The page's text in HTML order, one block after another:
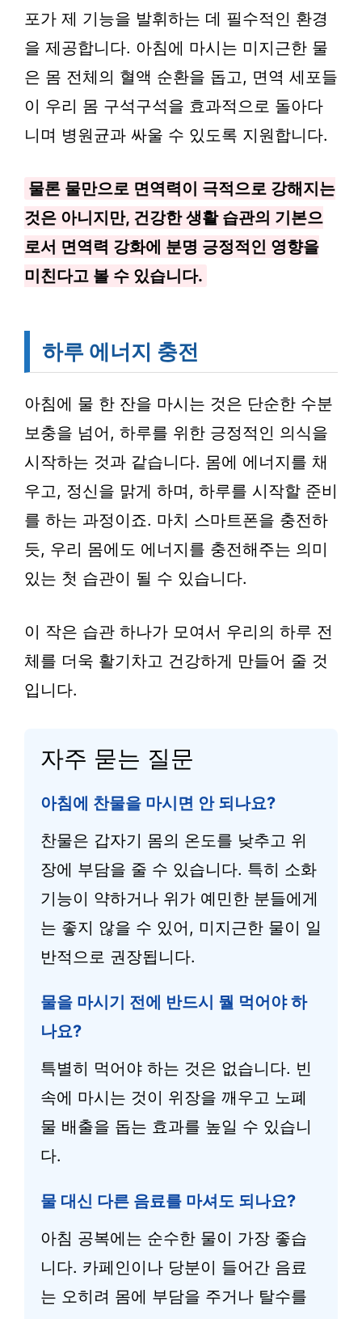
포가 제 기능을 발휘하는 데 필수적인 환경
을 제공합니다. 아침에 마시는 미지근한 물
은 몸 전체의 혈액 순환을 돕고, 면역 세포들
이 우리 몸 구석구석을 효과적으로 돌아다
니며 병원균과 싸울 수 있도록 지원합니다.
물론 물만으로 면역력이 극적으로 강해지는
것은 아니지만, 건강한 생활 습관의 기본으
로서 면역력 강화에 분명 긍정적인 영향을
미친다고 볼 수 있습니다.
하루 에너지 충전
아침에 물 한 잔을 마시는 것은 단순한 수분
보충을 넘어, 하루를 위한 긍정적인 의식을
시작하는 것과 같습니다. 몸에 에너지를 채
우고, 정신을 맑게 하며, 하루를 시작할 준비
를 하는 과정이죠. 마치 스마트폰을 충전하
듯, 우리 몸에도 에너지를 충전해주는 의미
있는 첫 습관이 될 수 있습니다.
이 작은 습관 하나가 모여서 우리의 하루 전
체를 더욱 활기차고 건강하게 만들어 줄 것
입니다.
자주 묻는 질문
아침에 찬물을 마시면 안 되나요?
찬물은 갑자기 몸의 온도를 낮추고 위
장에 부담을 줄 수 있습니다. 특히 소화
기능이 약하거나 위가 예민한 분들에게
는 좋지 않을 수 있어, 미지근한 물이 일
반적으로 권장됩니다.
물을 마시기 전에 반드시 뭘 먹어야 하
나요?
특별히 먹어야 하는 것은 없습니다. 빈
속에 마시는 것이 위장을 깨우고 노폐
물 배출을 돕는 효과를 높일 수 있습니
다.
물 대신 다른 음료를 마셔도 되나요?
아침 공복에는 순수한 물이 가장 좋습
니다. 카페인이나 당분이 들어간 음료
는 오히려 몸에 부담을 주거나 탈수를